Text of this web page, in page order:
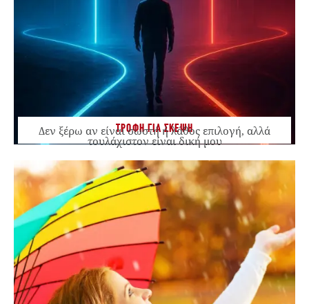
ΤΡΟΦΗ ΓΙΑ ΣΚΕΨΗ
Δεν ξέρω αν είναι σωστή ή λάθος επιλογή, αλλά
τουλάχιστον είναι δική μου